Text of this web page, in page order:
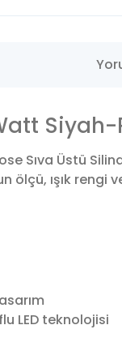
Sıva Üstü
ölçü, ışık
LED teknolojisi